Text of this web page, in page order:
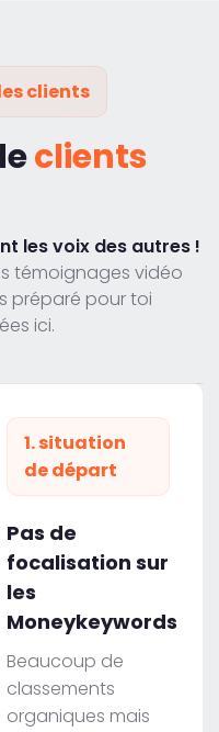
clients
clients
les voix des autres !
témoignages vidéo
préparé pour toi
ici.
1. situation
de départ
Pas de
focalisation sur
les
Moneykeywords
Beaucoup de
classements
organiques mais